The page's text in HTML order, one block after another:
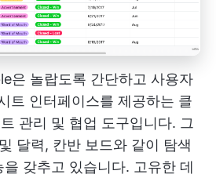
은 놀랍도록 간단하고 사용자
트 인터페이스를 제공하는 클
관리 및 협업 도구입니다. 그
달력, 칸반 보드와 같이 탐색
갖추고 있습니다. 고유한 데